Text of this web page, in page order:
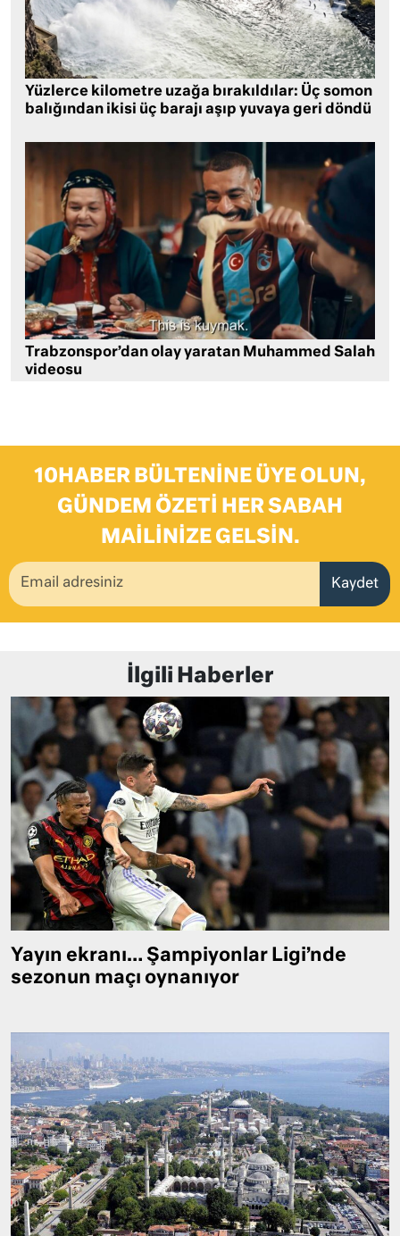
Yüzlerce kilometre uzağa bırakıldılar: Üç somon
balığından ikisi üç barajı aşıp yuvaya geri döndü
Trabzonspor’dan olay yaratan Muhammed Salah
videosu
10HABER BÜLTENINE ÜYE OLUN,
GÜNDEM ÖZETI HER SABAH
MAILINIZE GELSIN.
Kaydet
İlgili Haberler
Yayın ekranı… Şampiyonlar Ligi’nde
sezonun maçı oynanıyor